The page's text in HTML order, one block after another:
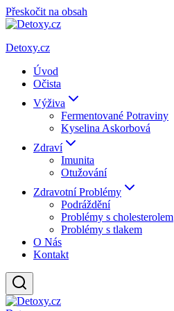
Přeskočit na obsah
Detoxy.cz
Úvod
Očista
Výživa
Fermentované Potraviny
Kyselina Askorbová
Zdraví
Imunita
Otužování
Zdravotní Problémy
Podráždění
Problémy s cholesterolem
Problémy s tlakem
O Nás
Kontakt